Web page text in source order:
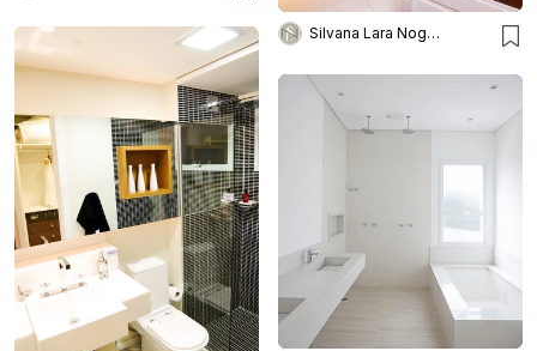
Silvana Lara Nogueira